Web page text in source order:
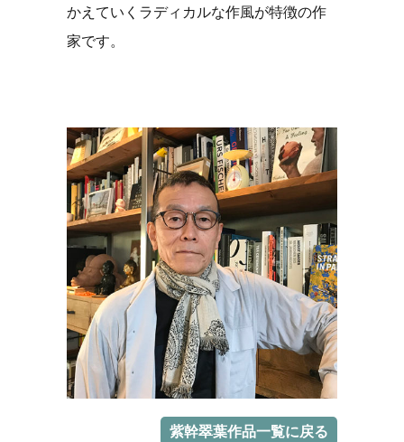
かえていくラディカルな作風が特徴の作
家です。
紫幹翠葉作品一覧に戻る